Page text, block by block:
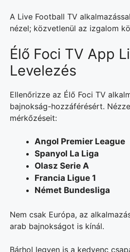
A Live Football TV
nézel; közvetlenül az izgalom
Élő Foci TV App
Levelezés
Ellenőrizze az Élő Foci TV
bajnokság-hozzáférésért.
mérkőzéseit:
Angol Premier League
Spanyol La Liga
Olasz Serie A
Francia Ligue 1
Német Bundesliga
Nem csak Európa, az
arab bajnokságot is kínál.
Bárhol legyen is a kedvenc